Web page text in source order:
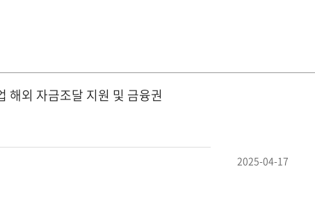
해외 자금조달 지원 및 금융권
2025-04-17